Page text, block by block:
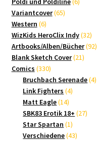
Variantcover 6565
Western 66
Produkte
WizKids HeroClix Indy 3232
Artbooks/Alben/Bücher 9292
Blank Sketch Cover 2121
Comics 330330
Produkte
Bruchbach Serenade 44
Link Fighters 44
Matt Eagle 1414
Produkte
SBK83 Erotik 18+ 2727
Star Spartan 11
Produkt
Verschiedene 4343